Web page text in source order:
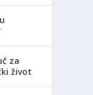
za
život